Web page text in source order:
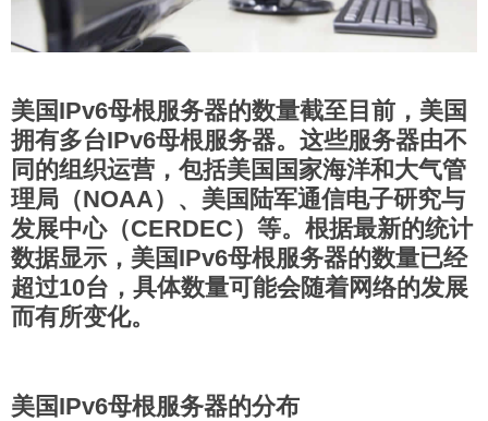
美国IPv6母根服务器的数量截至目前，美国
拥有多台IPv6母根服务器。这些服务器由不
同的组织运营，包括美国国家海洋和大气管
理局（NOAA）、美国陆军通信电子研究与
发展中心（CERDEC）等。根据最新的统计
数据显示，美国IPv6母根服务器的数量已经
超过10台，具体数量可能会随着网络的发展
而有所变化。
美国IPv6母根服务器的分布